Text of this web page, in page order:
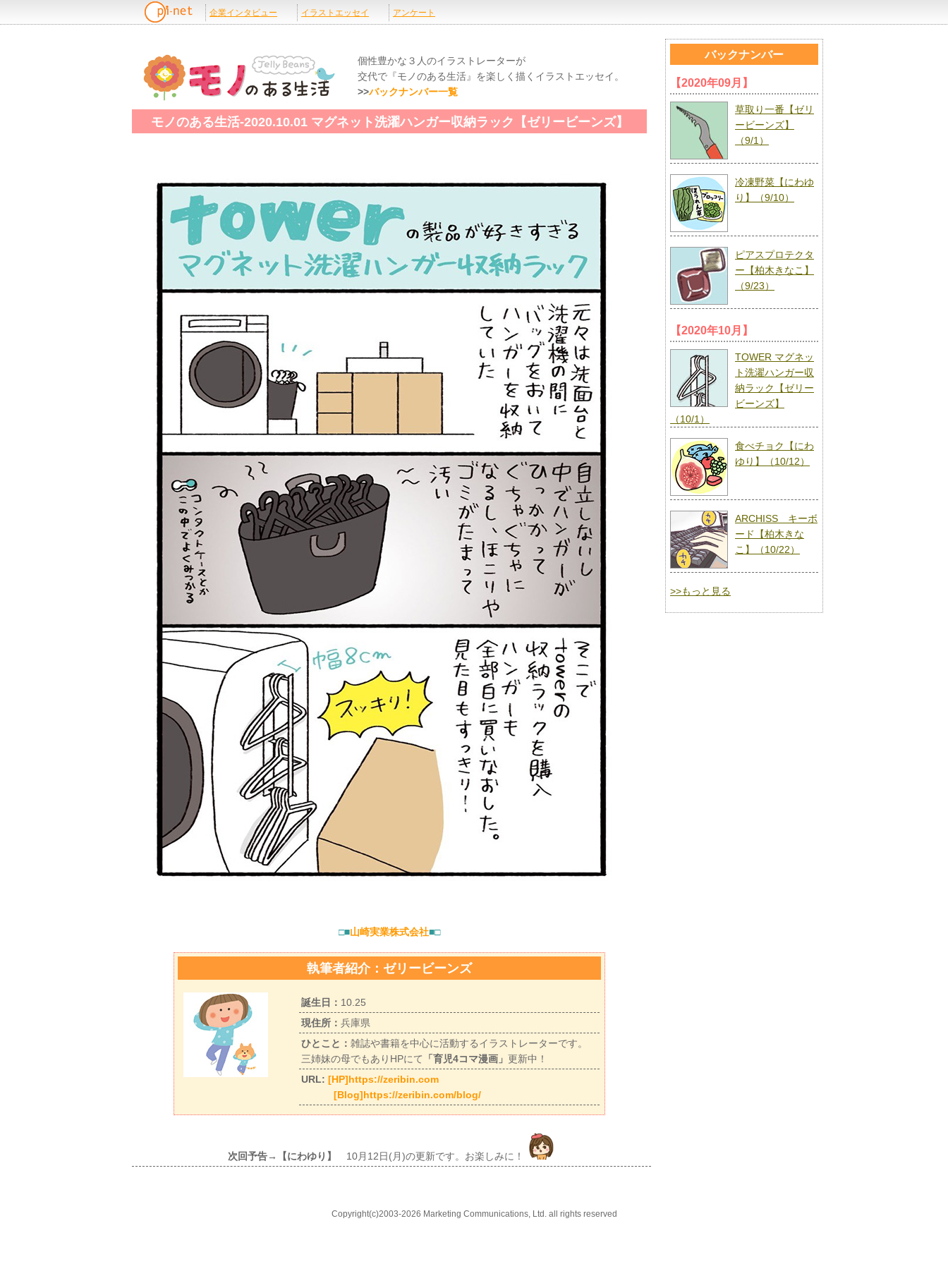
個性豊かな３人のイラストレーターが
交代で『モノのある生活』を楽しく描くイラストエッセイ。
>>バックナンバー一覧
モノのある生活-2020.10.01 マグネット洗濯ハンガー収納ラック【ゼリービーンズ】
□■山崎実業株式会社■□
執筆者紹介：ゼリービーンズ
誕生日： 10.25
現住所： 兵庫県
ひとこと： 雑誌や書籍を中心に活動するイラストレーターです。
三姉妹の母でもありHPにて
「育児4コマ漫画」 更新中！
URL: [HP]https://zeribin.com
[Blog]https://zeribin.com/blog/
次回予告→【にわゆり】 10月12日(月)の更新です。お楽しみに！